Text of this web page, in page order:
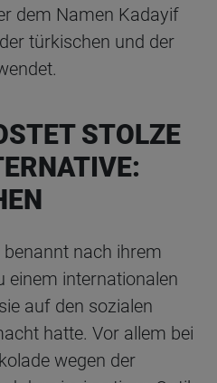
dem Namen Kadayif
türkischen und der
STOLZE
benannt nach ihrem
einem internationalen
auf den sozialen
hatte. Vor allem bei
wegen der